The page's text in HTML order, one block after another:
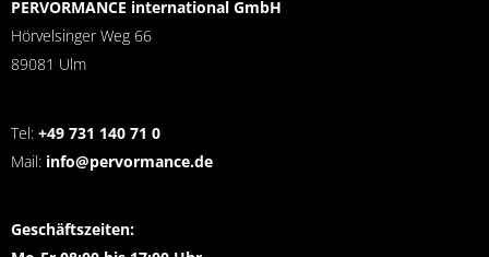
PERVORMANCE international GmbH
Hörvelsinger Weg 66
89081 Ulm
Tel: +49 731 140 71 0
Mail: info@pervormance.de
Geschäftszeiten: